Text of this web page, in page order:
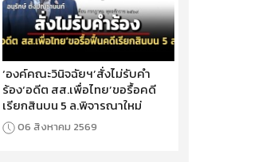
‘องค์คณะวินิจฉัยฯ’สั่งไม่รับคำ
ร้อง‘อดีต สส.เพื่อไทย’ขอรื้อคดี
เรียกสินบน 5 ล.พิจารณาใหม่
06 สิงหาคม 2569